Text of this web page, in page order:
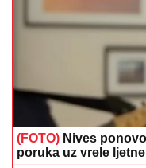
(FOTO) Nives
poruka uz vrele